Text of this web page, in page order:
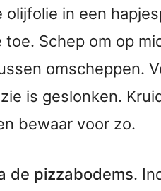
olijfolie in een
toe. Schep om op
omscheppen.
is geslonken.
bewaar voor zo.
de pizzabodems.